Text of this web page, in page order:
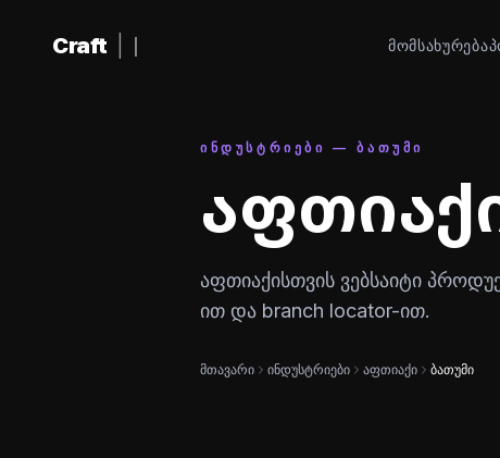
შინაარსზე გადასვლა
Craft ᲛᲝᲛᲡᲐᲮᲣᲠᲔᲑᲐ
ᲘᲜᲓᲣᲡᲢᲠᲘᲔᲑᲘ — ᲑᲐᲗᲣᲛᲘ
აფთიაქისთვის ვებსაიტი
ით და branch locator-ით.
მთავარი ინდუსტრიები აფთიაქი ბათუმი